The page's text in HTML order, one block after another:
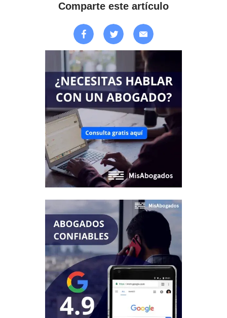
Comparte este artículo